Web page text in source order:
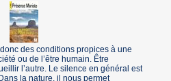
des conditions propices à une
ou de l’être humain. Être
l’autre. Le silence en général est
la nature, il nous permet